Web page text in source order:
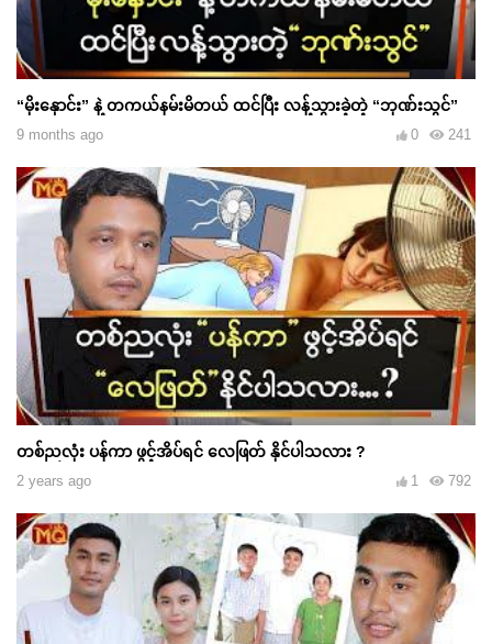
“မိုးနှောင်း” နဲ့ တကယ်နမ်းမိတယ် ထင်ပြီး လန့်သွားခဲ့တဲ့ “ဘုဏ်းသွင်”
9 months ago 241
0
တစ်ညလုံး ပန်ကာ ဖွင့်အိပ်ရင် လေဖြတ် နိုင်ပါသလား ?
2 years ago 792
1